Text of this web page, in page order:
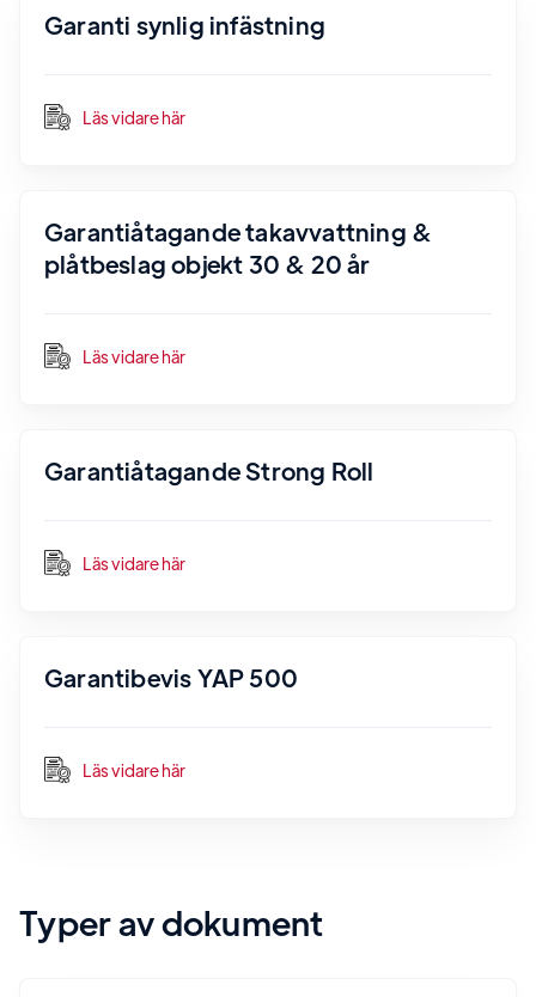
Garanti synlig infästning
Läs vidare här
Garantiåtagande takavvattning &
plåtbeslag objekt 30 & 20 år
Läs vidare här
Garantiåtagande Strong Roll
Läs vidare här
Garantibevis YAP 500
Läs vidare här
Typer av dokument